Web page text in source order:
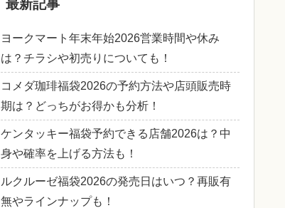
最新記事
ヨークマート年末年始2026営業時間や休み
は？チラシや初売りについても！
コメダ珈琲福袋2026の予約方法や店頭販売時
期は？どっちがお得かも分析！
ケンタッキー福袋予約できる店舗2026は？中
身や確率を上げる方法も！
ルクルーゼ福袋2026の発売日はいつ？再販有
無やラインナップも！